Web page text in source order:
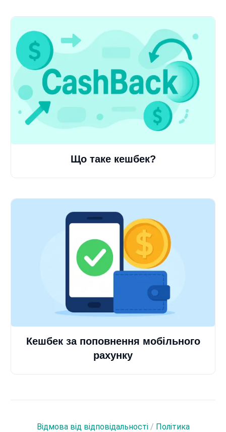
Що таке кешбек?
Кешбек за поповнення мобільного
рахунку
Відмова від відповідальності/ Політика